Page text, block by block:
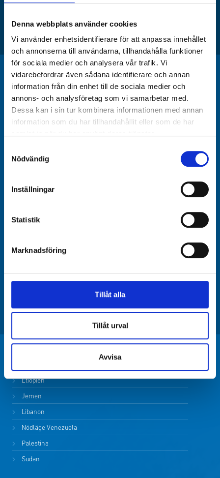
Denna webbplats använder cookies
Vi använder enhetsidentifierare för att anpassa innehållet
och annonserna till användarna, tillhandahålla funktioner
för sociala medier och analysera vår trafik. Vi
vidarebefordrar även sådana identifierare och annan
information från din enhet till de sociala medier och
annons- och analysföretag som vi samarbetar med.
Dessa kan i sin tur kombinera informationen med annan
information som du har tillhandahållit eller som de har
Nödvändig
Inställningar
Statistik
Marknadsföring
Tillåt alla
Tillåt urval
Avvisa
Rapporter & Policys
Etiopien
Jemen
Libanon
Nödläge Venezuela
Palestina
Sudan